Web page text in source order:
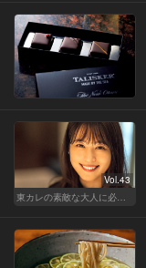
Vol.43
東カレの素敵な大人に必要なこと